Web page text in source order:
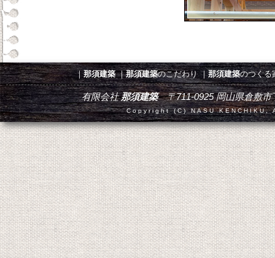
｜那須建築｜那須建築のこだわり｜那須建築のつくる
有限会社那須建築〒711-0925 岡山県倉敷市
Copyright (C) NASU